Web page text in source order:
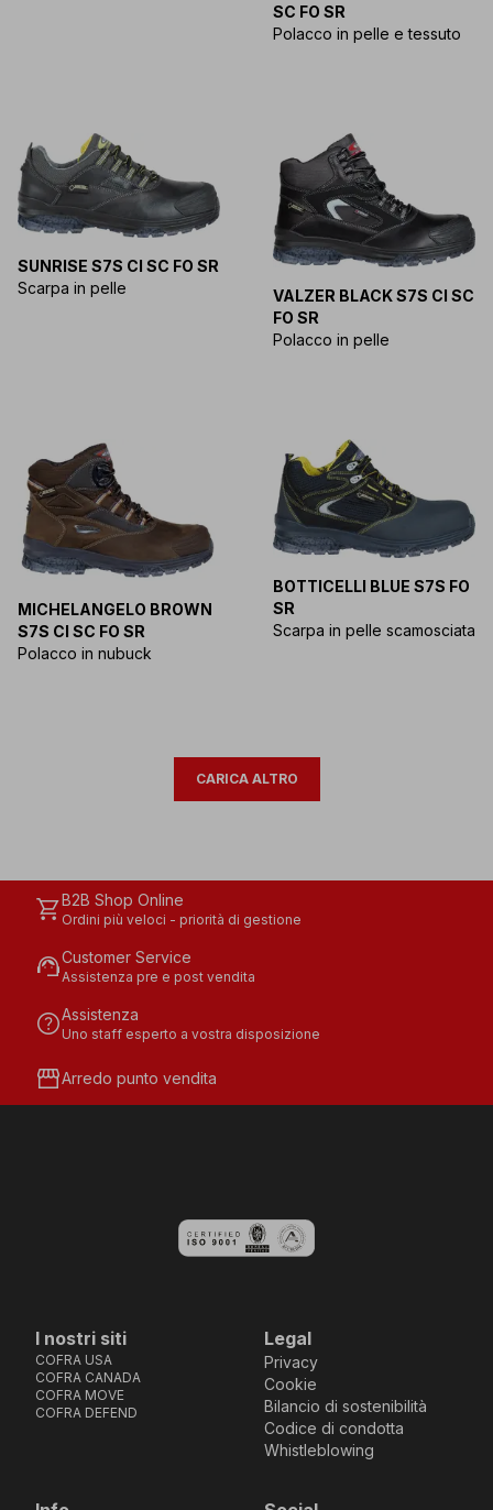
SC FO SR
Polacco in pelle e tessuto
SUNRISE S7S CI SC FO SR
Scarpa in pelle
VALZER BLACK S7S CI SC
FO SR
Polacco in pelle
MICHELANGELO BROWN
S7S CI SC FO SR
Polacco in nubuck
BOTTICELLI BLUE S7S FO
SR
Scarpa in pelle scamosciata
CARICA ALTRO
shopping_cartB2B Shop Online
Ordini più veloci - priorità di gestione
support_agentCustomer Service
Assistenza pre e post vendita
helpAssistenza
Uno staff esperto a vostra disposizione
storefrontArredo punto vendita
I nostri siti
COFRA USA
COFRA CANADA
COFRA MOVE
COFRA DEFEND
Legal
Privacy
Cookie
Bilancio di sostenibilità
Codice di condotta
Whistleblowing